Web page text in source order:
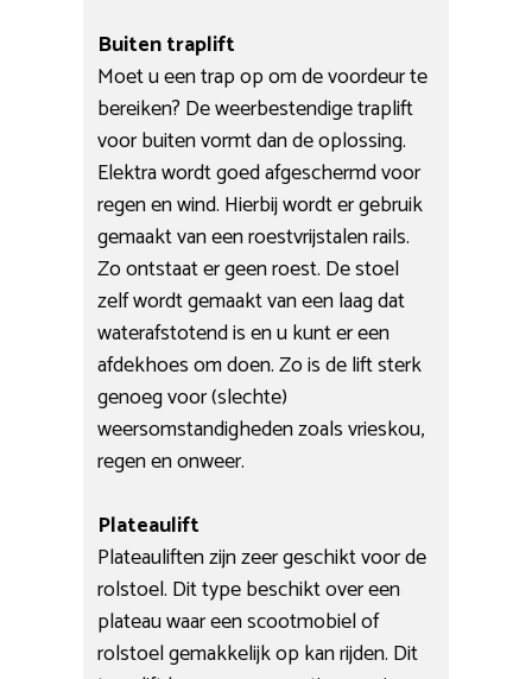
Buiten traplift
Moet u een trap op om de voordeur te
bereiken? De weerbestendige traplift
voor buiten vormt dan de oplossing.
Elektra wordt goed afgeschermd voor
regen en wind. Hierbij wordt er gebruik
gemaakt van een roestvrijstalen rails.
Zo ontstaat er geen roest. De stoel
zelf wordt gemaakt van een laag dat
waterafstotend is en u kunt er een
afdekhoes om doen. Zo is de lift sterk
genoeg voor (slechte)
weersomstandigheden zoals vrieskou,
regen en onweer.
Plateaulift
Plateauliften zijn zeer geschikt voor de
rolstoel. Dit type beschikt over een
plateau waar een scootmobiel of
rolstoel gemakkelijk op kan rijden. Dit